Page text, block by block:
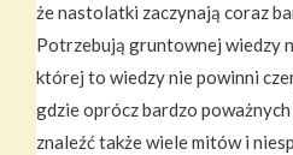
że nastolatki zaczynają coraz
Potrzebują gruntownej wiedzy
której to wiedzy nie powinni
gdzie oprócz bardzo poważnych
znaleźć także wiele mitów i